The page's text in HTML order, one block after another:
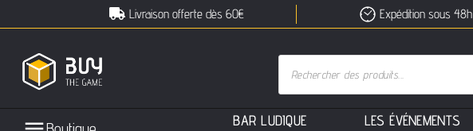
Livraison offerte dès 60€ Expédition sous 48h
BAR LUDIQUE LES ÉVÉNEMENTS